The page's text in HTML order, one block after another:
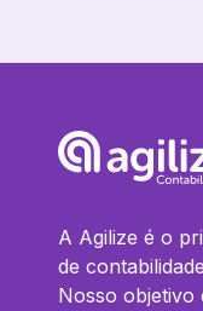
A Agilize é o
de
Nosso objetivo